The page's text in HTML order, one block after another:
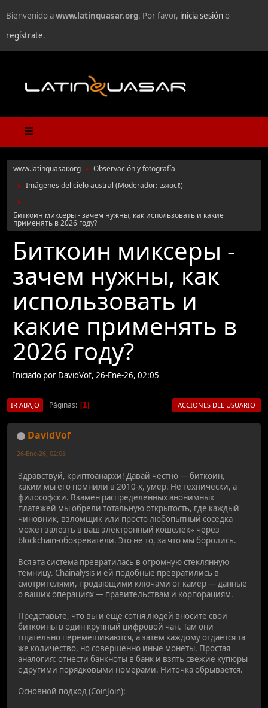
Bienvenido awww.latinquasar.org. Por favor, inicia sesióno
regístrate.
www.latinquasar.org ► Observación y fotografía
► Imágenes del cielo austral (Moderador: ιѕяαєℓ)
►
Биткоин миксеры - зачем нужны, как использовать и какие
применять в 2026 году?
Биткоин миксеры -
зачем нужны, как
использовать и
какие применять в
2026 году?
Iniciado por DavidVof, 26-Ene-26, 02:05
IR ABAJO Páginas 1 ACCIONES DEL USUARIO
DavidVof
26-Ene-26, 02:05
Здравствуй, криптоанархи! Давай честно — биткоин,
каким мы его помнили в 2010-х, умер. Не технически, а
философски. Взамен распределенных анонимных
платежей мы обрели тотальную открытость, где каждый
чиновник, взломщик или просто любопытный соседка
может залезть в ваш электронный кошелек» через
blockchain-обозреватели. Это не то, за что мы боролись.
Вся эта система превратилась в огромную стеклянную
темницу. Chainalysis и ей подобные превратились в
смотрителями, продающими ключами от камер — данные
о ваших операциях — правительствам и корпорациям.
Представьте, что вы и еще сотня людей вносите свои
биткоины в один крупный цифровой чан. Там они
тщательно перемешиваются, а затем каждому отдается та
же количество, но совершенно иные монеты. Простая
аналогия: отнести банкноты в банк и взять свежие купюры
с другими порядковыми номерами. Ниточка обрывается.
Основной подход (CoinJoin):